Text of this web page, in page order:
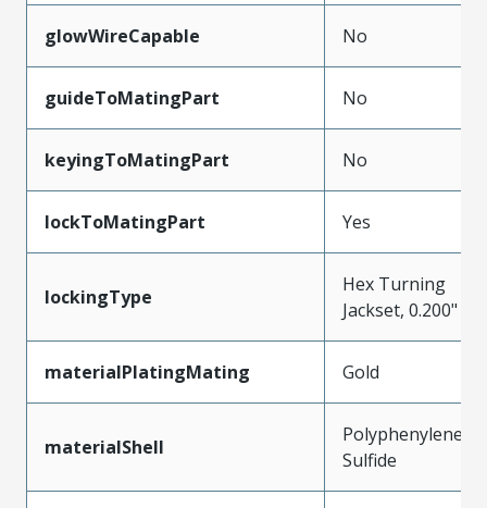
glowWireCapable No
guideToMatingPart No
keyingToMatingPart No
lockToMatingPart Yes
lockingType
Hex Turning
Jackset, 0.200"
materialPlatingMating Gold
materialShell
Polyphenylene
Sulfide